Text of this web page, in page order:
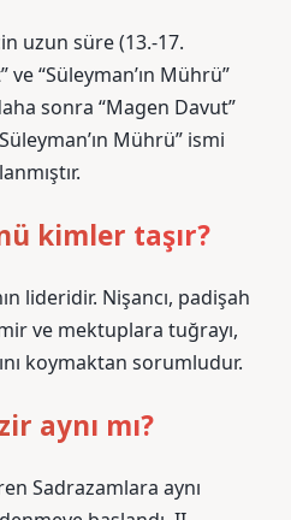
uzun süre (13.-17.
ve “Süleyman’ın Mührü”
sonra “Magen Davut”
Mührü” ismi
kimler taşır?
lideridir. Nişancı, padişah
ve mektuplara tuğrayı,
koymaktan sorumludur.
aynı mı?
Sadrazamlara aynı